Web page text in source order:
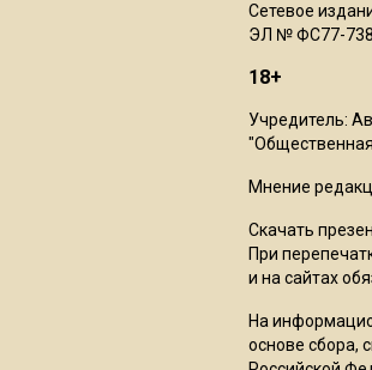
Сетевое
ЭЛ № ФС77-
18+
Учредитель:
Мнение
Скачать
При
и на сайтах
На
основе сбора,